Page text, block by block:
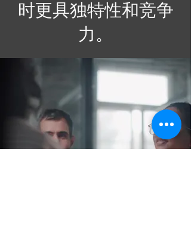
时更具独特性和竞争
力。